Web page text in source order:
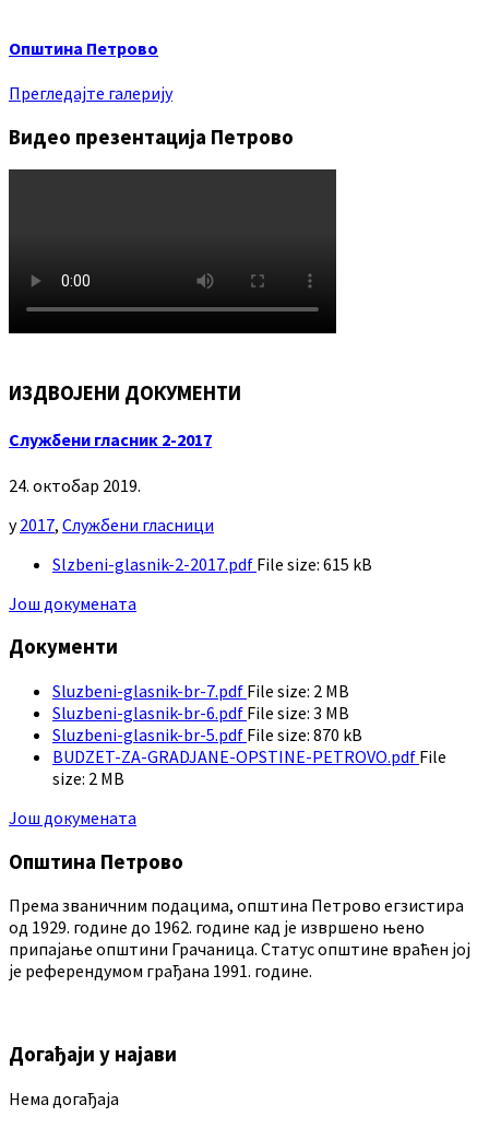
Општина Петрово
Прегледајте галерију
Видео презентација Петрово
ИЗДВОЈЕНИ ДОКУМЕНТИ
Службени гласник 2-2017
24. октобар 2019.
у2017, Службени гласници
Slzbeni-glasnik-2-2017.pdf File size: 615 kB
Још докумената
Документи
Sluzbeni-glasnik-br-7.pdf File size: 2 MB
Sluzbeni-glasnik-br-6.pdf File size: 3 MB
Sluzbeni-glasnik-br-5.pdf File size: 870 kB
BUDZET-ZA-GRADJANE-OPSTINE-PETROVO.pdf File
size: 2 MB
Још докумената
Општина Петрово
Према званичним подацима, општина Петрово егзистира
од 1929. године до 1962. године кад је извршено њено
припајање општини Грачаница. Статус општине враћен јој
је референдумом грађана 1991. године.
Догађаји у најави
Нема догађаја